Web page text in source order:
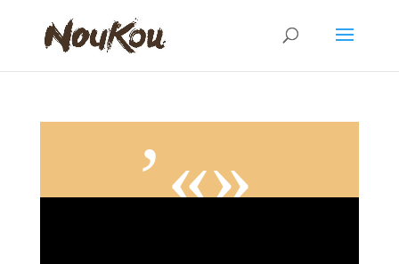
Visite de l’orphelinat « Jesus le bon berger » à Tvévié.